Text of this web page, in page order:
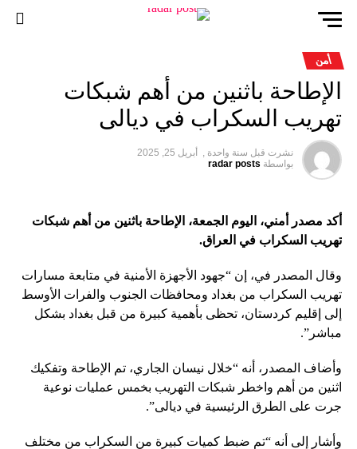
أمن
الإطاحة باثنين من أهم شبكات
تهريب السكراب في ديالى
نشرت قبل سنة واحدة ,
أبريل 25, 2025
بواسطة radar posts
أكد مصدر أمني، اليوم الجمعة، الإطاحة باثنين من أهم شبكات
تهريب السكراب في العراق.
وقال المصدر في، إن “جهود الأجهزة الأمنية في متابعة مسارات
تهريب السكراب من بغداد ومحافظات الجنوب والفرات الأوسط
إلى إقليم كردستان، تحظى بأهمية كبيرة من قبل بغداد بشكل
مباشر”.
وأضاف المصدر، أنه “خلال نيسان الجاري، تم الإطاحة وتفكيك
اثنين من أهم واخطر شبكات التهريب بخمس عمليات نوعية
جرت على الطرق الرئيسية في ديالى”.
وأشار إلى أنه “تم ضبط كميات كبيرة من السكراب من مختلف